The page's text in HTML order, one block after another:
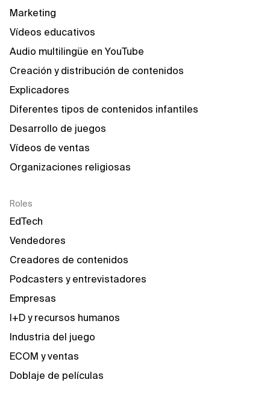
Marketing
Vídeos educativos
Audio multilingüe en YouTube
Creación y distribución de contenidos
Explicadores
Diferentes tipos de contenidos infantiles
Desarrollo de juegos
Vídeos de ventas
Organizaciones religiosas
Roles
EdTech
Vendedores
Creadores de contenidos
Podcasters y entrevistadores
Empresas
I+D y recursos humanos
Industria del juego
ECOM y ventas
Doblaje de películas